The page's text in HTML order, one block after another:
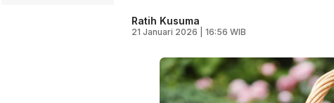
Ratih Kusuma
21 Januari 2026 | 16:56 WIB